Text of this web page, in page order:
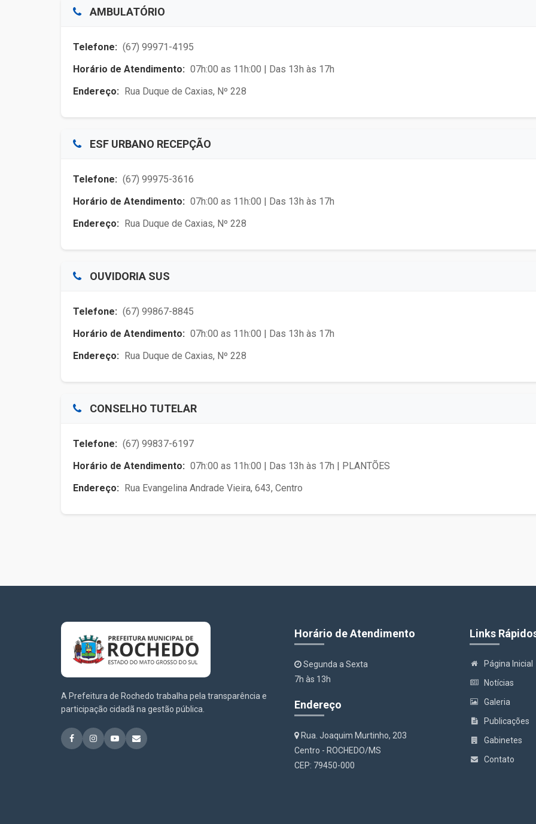
AMBULATÓRIO
Telefone: (67) 99971-4195
Horário de Atendimento: 07h:00 as 11h:00 | Das 13h às 17h
Endereço: Rua Duque de Caxias, Nº 228
ESF URBANO RECEPÇÃO
Telefone: (67) 99975-3616
Horário de Atendimento: 07h:00 as 11h:00 | Das 13h às 17h
Endereço: Rua Duque de Caxias, Nº 228
OUVIDORIA SUS
Telefone: (67) 99867-8845
Horário de Atendimento: 07h:00 as 11h:00 | Das 13h às 17h
Endereço: Rua Duque de Caxias, Nº 228
CONSELHO TUTELAR
Telefone: (67) 99837-6197
Horário de Atendimento: 07h:00 as 11h:00 | Das 13h às 17h | PLANTÕES
Endereço: Rua Evangelina Andrade Vieira, 643, Centro
A Prefeitura de Rochedo trabalha pela transparência e
participação cidadã na gestão pública.
Horário de Atendimento
Segunda a Sexta
7h às 13h
Endereço
Rua. Joaquim Murtinho, 203
Centro - ROCHEDO/MS
CEP: 79450-000
Links
Página Inicial
Notícias
Galeria
Publicações
Gabinetes
Contato